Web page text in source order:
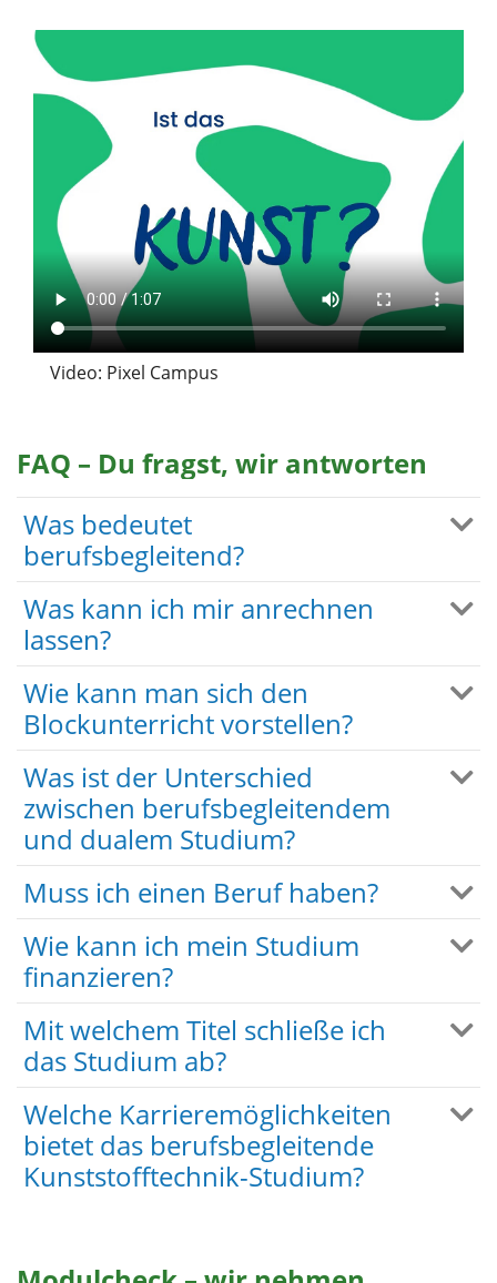
Video: Pixel Campus
FAQ – Du fragst, wir antworten
Was bedeutet
berufsbegleitend?
Was kann ich mir anrechnen
lassen?
Wie kann man sich den
Blockunterricht vorstellen?
Was ist der Unterschied
zwischen berufsbegleitendem
und dualem Studium?
Muss ich einen Beruf haben?
Wie kann ich mein Studium
finanzieren?
Mit welchem Titel schließe ich
das Studium ab?
Welche Karrieremöglichkeiten
bietet das berufsbegleitende
Kunststofftechnik-Studium?